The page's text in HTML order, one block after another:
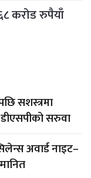
करोड रुपैयाँ
सशस्त्रमा
सरुवा
अवार्ड नाइट–